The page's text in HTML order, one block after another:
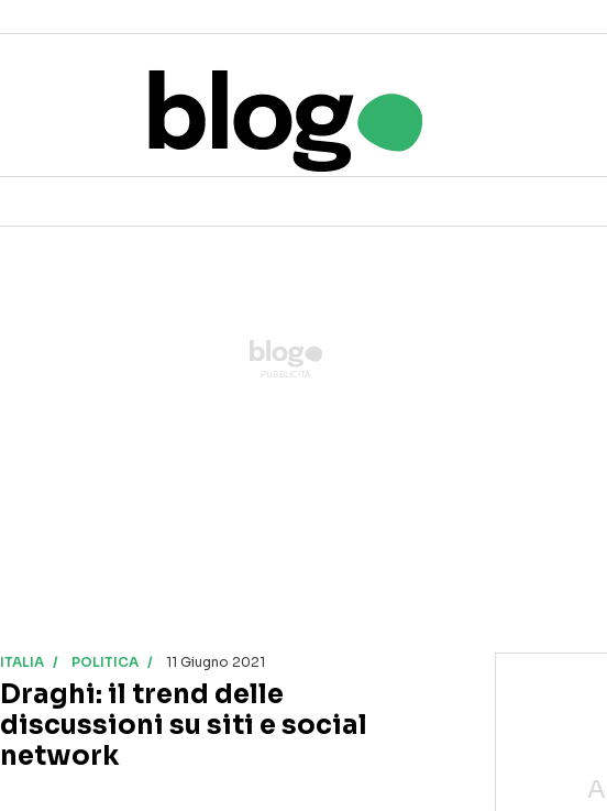
ITALIA POLITICA 11 Giugno 2021
Draghi: il trend delle
discussioni su siti e social
network